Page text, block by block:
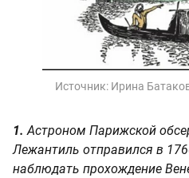
Источник: Ирина
1. Астроном Парижской
Лежантиль отправился в
наблюдать прохождение